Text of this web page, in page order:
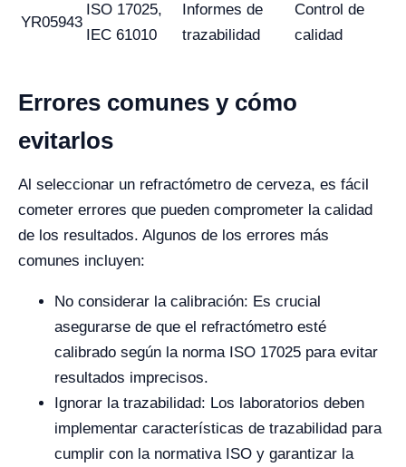
YR05943
ISO 17025,
IEC 61010
Informes de
trazabilidad
Control de
calidad
Errores comunes y cómo
evitarlos
Al seleccionar un refractómetro de cerveza, es fácil
cometer errores que pueden comprometer la calidad
de los resultados. Algunos de los errores más
comunes incluyen:
No considerar la calibración: Es crucial
asegurarse de que el refractómetro esté
calibrado según la norma ISO 17025 para evitar
resultados imprecisos.
Ignorar la trazabilidad: Los laboratorios deben
implementar características de trazabilidad para
cumplir con la normativa ISO y garantizar la